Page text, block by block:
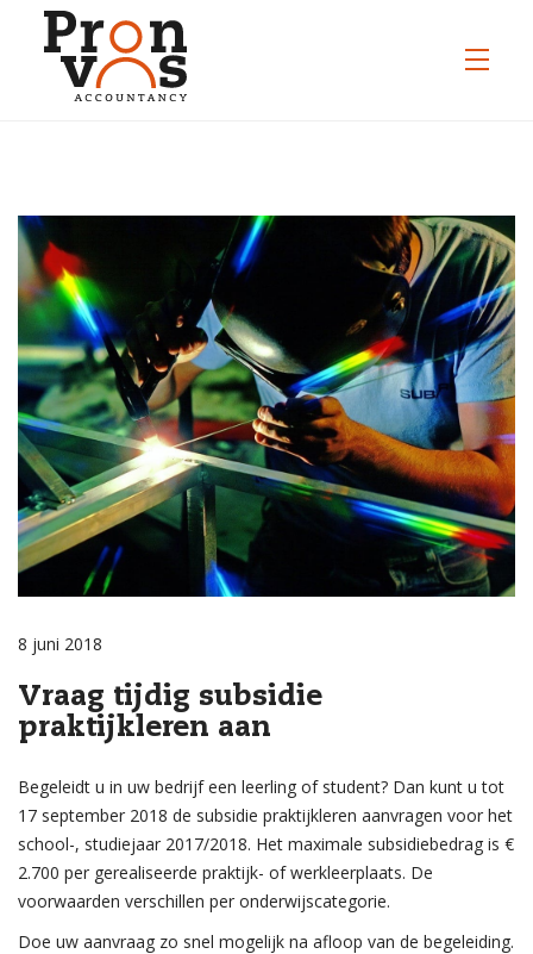
8 juni 2018
Vraag tijdig subsidie
praktijkleren aan
Begeleidt u in uw bedrijf een leerling of student? Dan kunt u tot
17 september 2018 de subsidie praktijkleren aanvragen voor het
school-, studiejaar 2017/2018. Het maximale subsidiebedrag is €
2.700 per gerealiseerde praktijk- of werkleerplaats. De
voorwaarden verschillen per onderwijscategorie.
Doe uw aanvraag zo snel mogelijk na afloop van de begeleiding.